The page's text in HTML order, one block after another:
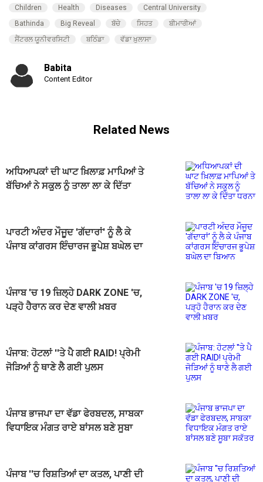
Children Health Diseases
Central University
Bathinda
Big Reveal ਬੱਚੇ ਸਿਹਤ
ਬੀਮਾਰੀਆਂ
ਸੈਂਟਰਲ ਯੂਨੀਵਰਸਿਟੀ
ਬਠਿੰਡਾ ਵੱਡਾ ਖ਼ੁਲਾਸਾ
Babita
Content Editor
Related News
ਅਧਿਆਪਕਾਂ ਦੀ ਘਾਟ ਖ਼ਿਲਾਫ਼ ਮਾਪਿਆਂ ਤੇ
ਬੱਚਿਆਂ ਨੇ ਸਕੂਲ ਨੂੰ ਤਾਲਾ ਲਾ ਕੇ ਦਿੱਤਾ
ਪਾਰਟੀ ਅੰਦਰ ਮੌਜੂਦ 'ਗੱਦਾਰਾਂ' ਨੂੰ ਲੈ ਕੇ
ਪੰਜਾਬ ਕਾਂਗਰਸ ਇੰਚਾਰਜ ਭੂਪੇਸ਼ ਬਘੇਲ ਦਾ
ਪੰਜਾਬ 'ਚ 19 ਜ਼ਿਲ੍ਹੇ DARK ZONE 'ਚ,
ਪੜ੍ਹੋ ਹੈਰਾਨ ਕਰ ਦੇਣ ਵਾਲੀ ਖ਼ਬਰ
ਪੰਜਾਬ: ਹੋਟਲਾਂ ''ਤੇ ਪੈ ਗਈ RAID! ਪ੍ਰੇਮੀ
ਜੋੜਿਆਂ ਨੂੰ ਥਾਣੇ ਲੈ ਗਈ ਪੁਲਸ
ਪੰਜਾਬ ਭਾਜਪਾ ਦਾ ਵੱਡਾ ਫੇਰਬਦਲ, ਸਾਬਕਾ
ਵਿਧਾਇਕ ਮੰਗਤ ਰਾਏ ਬਾਂਸਲ ਬਣੇ ਸੂਬਾ
ਪੰਜਾਬ ''ਚ ਰਿਸ਼ਤਿਆਂ ਦਾ ਕਤਲ, ਪਾਣੀ ਦੀ